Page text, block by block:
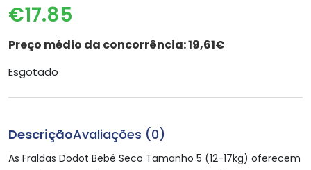
€17.85
Preço médio da concorrência:19,61€
Esgotado
DescriçãoAvaliações (0)
As Fraldas Dodot Bebé Seco Tamanho 5 (12-17kg) oferecem